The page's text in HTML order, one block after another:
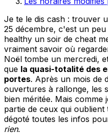
Je te le dis cash : trouver
25 décembre, c'est un
healthy un soir de cheat
vraiment savoir où
Noël tombe un mercredi,
que la quasi-totalité des
portes. Après un mois de
ouvertures à rallonge, les
bien méritée. Mais comme
partie de ceux qui
dégoté toutes les infos
rien.